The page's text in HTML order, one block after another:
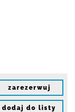
zarezerwuj
dodaj do listy